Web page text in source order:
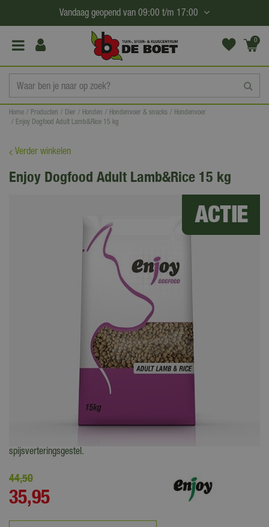
a
Home Producten Dier Honden Hondenvoer & snacks
Hondenvoer
Enjoy Dogfood Adult Lamb&Rice 15 kg
Vandaag geopend van 09:00 t/m 17:00
0
(€0,
Verder winkelen
Enjoy Dogfood Adult Lamb&Rice 15 kg
Enjoy Dogfood Adult Lam&Rice is een complete hondenvoeding,
spijsverteringsgestel.
44,50
35,95